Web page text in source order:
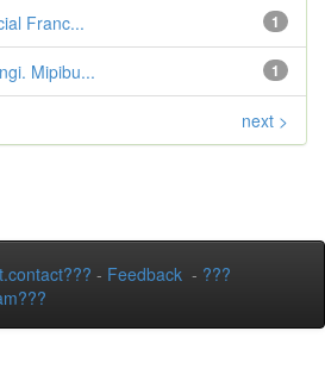
1
Franc...
1
Mipibu...
next >
- Feedback - ???